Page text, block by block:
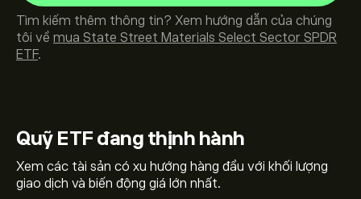
Quỹ ETF đang thịnh hành
Xem các tài sản có xu hướng hàng đầu với khối lượng
giao dịch và biến động giá lớn nhất.
Tìm kiếm thêm thông tin? Xem hướng dẫn của chúng
tôi về mua State Street Materials Select Sector SPDR
ETF.